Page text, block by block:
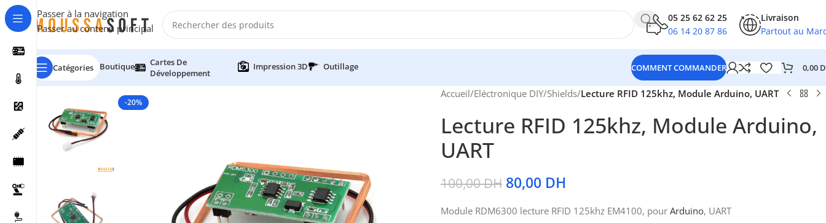
Passer à la navigation
Passer au contenu principal
05 25 62 62 25
06 14 20 87 86
Livraison
Partout au
Catégories Boutique
Cartes De
Développement
Impression 3D Outillage COMMENT COMMANDER 0,00
-20%
Accueil/Eléctronique DIY/Shields/Lecture RFID 125khz, Module Arduino, UART
Lecture RFID 125khz, Module Arduino,
UART
100,00DH 80,00 DH
Module RDM6300 lecture RFID 125khz EM4100, pour Arduino, UART